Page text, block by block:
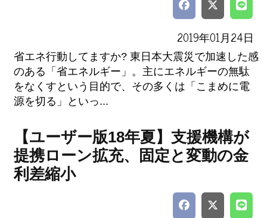
2019年01月24日
省エネ行動してますか? 東日本大震災で加速した感
のある「省エネルギー」。主にエネルギーの無駄
をなくすという目的で、その多くは「こまめに電
源を切る」といっ...
【ユーザー版18年夏】支援機構が
提携ローン拡充、固定と変動の金
利差縮小